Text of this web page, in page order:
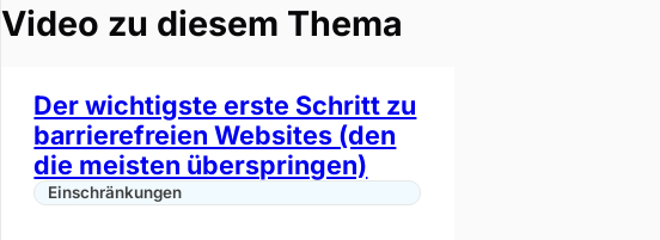
Video zu diesem Thema
Der wichtigste erste Schritt zu
barrierefreien Websites (den
die meisten überspringen)
Einschränkungen